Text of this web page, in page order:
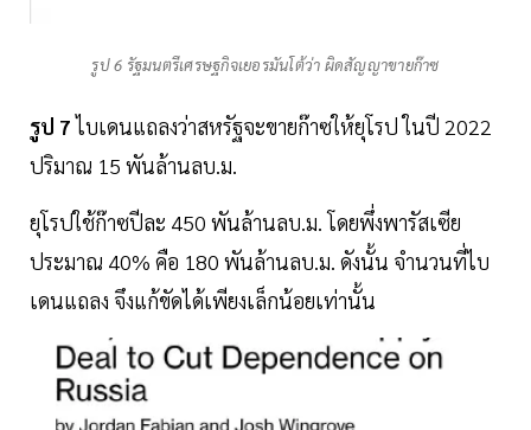
รูป 6 รัฐมนตรีเศรษฐกิจเยอรมันโต้ว่า ผิดสัญญาขายก๊าซ
รูป 7ไบเดนแถลงว่าสหรัฐจะขายก๊าซให้ยุโรป ในปี 2022
ปริมาณ 15 พันล้านลบ.ม.
ยุโรปใช้ก๊าซปีละ 450 พันล้านลบ.ม. โดยพึ่งพารัสเซีย
ประมาณ 40% คือ 180 พันล้านลบ.ม. ดังนั้น จำนวนที่ไบ
เดนแถลง จึงแก้ขัดได้เพียงเล็กน้อยเท่านั้น